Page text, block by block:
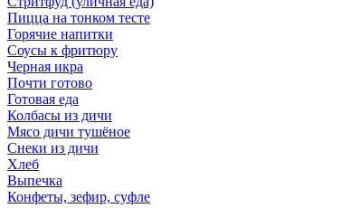
Пицца на тонком тесте
Горячие напитки
Соусы к фритюру
Черная икра
Почти готово
Готовая еда
Колбасы из дичи
Мясо дичи тушёное
Снеки из дичи
Хлеб
Выпечка
Конфеты, зефир, суфле